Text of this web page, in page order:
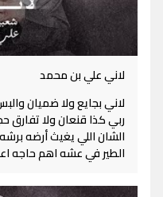
لاني علي بن محمد
لاني بجايع ولا ضميان
ربي كذا قنعان ولا تفارق
الشان اللي يغيث أرضه
الطير في عشه اهم حاجه